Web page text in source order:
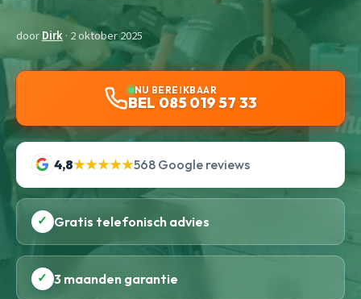
doorDirk· 2 oktober 2025
NU BEREIKBAAR
BEL 085 019 57 33
4,8★★★★★568 Google reviews
✓ Gratis telefonisch advies
✓ 3 maanden garantie